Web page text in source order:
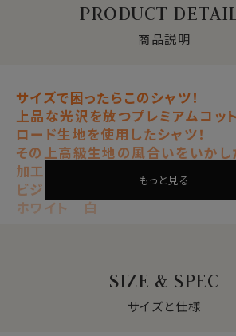
PRODUCT
商品説明
サイズで困ったらこのシャツ！
上品な光沢を放つプレミアムコッ
ロード生地を使用したシャツ！
その上高級生地の風合いをいか
加工付！
ビジネスに、フォーマルに大活躍！！
ホワイト 白
【 ブロード 】 【 定番商品 】
もっと見る
SIZE & SPEC
サイズと仕様